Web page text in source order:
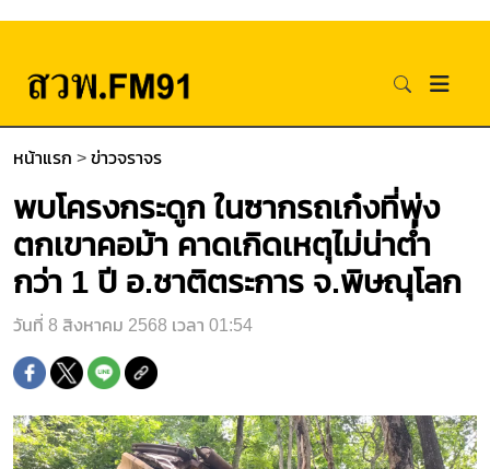
หน้าแรก > ข่าวจราจร
พบโครงกระดูก ในซากรถเก๋งที่พุ่ง
ตกเขาคอม้า คาดเกิดเหตุไม่น่าต่ำ
กว่า 1 ปี อ.ชาติตระการ จ.พิษณุโลก
วันที่ 8 สิงหาคม 2568 เวลา 01:54